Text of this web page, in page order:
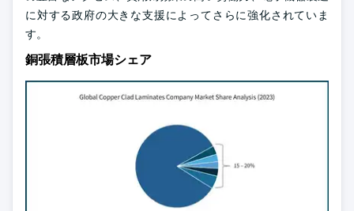
に対する政府の大きな支援によってさらに強化されていま
す。
銅張積層板市場シェア